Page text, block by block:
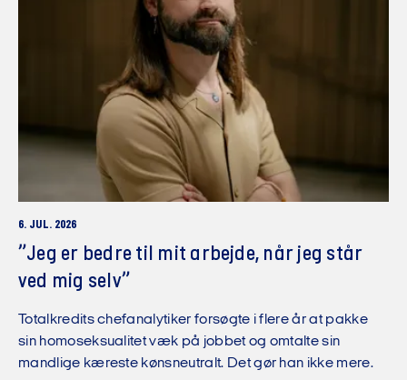
6. JUL. 2026
”Jeg er bedre til mit arbejde, når jeg står
ved mig selv”
Totalkredits chefanalytiker forsøgte i flere år at pakke
sin homoseksualitet væk på jobbet og omtalte sin
mandlige kæreste kønsneutralt. Det gør han ikke mere.